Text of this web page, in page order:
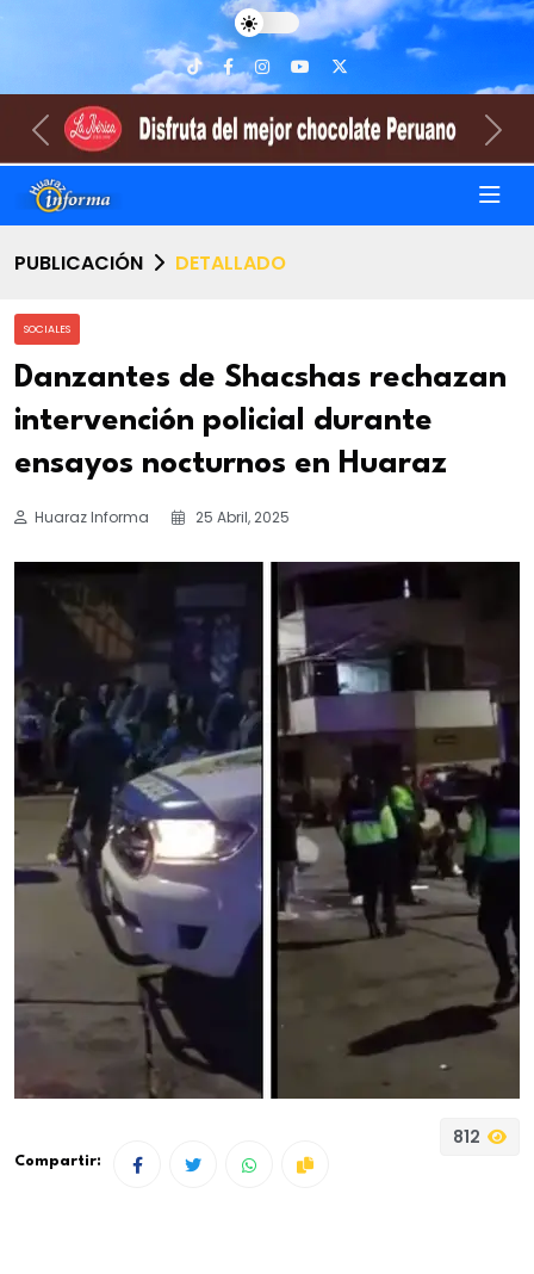
Previous Next
PUBLICACIÓN DETALLADO
SOCIALES
Danzantes de Shacshas rechazan
intervención policial durante
ensayos nocturnos en Huaraz
Huaraz Informa 25 Abril, 2025
Compartir:
812